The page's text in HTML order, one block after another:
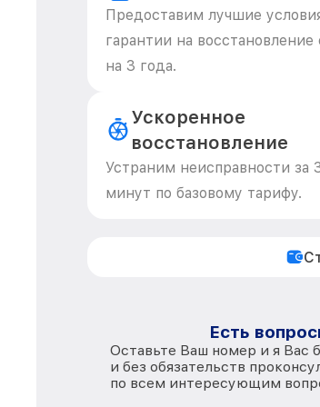
Предоставим лучшие
гарантии на восстановление
на 3 года.
Ускоренное
восстановление
Устраним неисправности за
минут по базовому тарифу.
Есть
Оставьте Ваш номер и я Вас
и без обязательств
по всем интересующим